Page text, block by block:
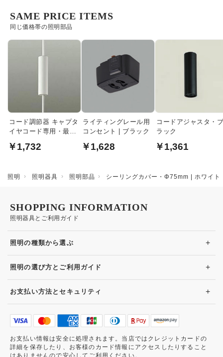
同じ価格帯の照明部品
SAME PRICE ITEMS
コード調節器 キャプタ
イヤコード専用・最大
￥1,732
ライティングレール用
コンセント | ブラック
￥1,628
コードアジャスタ・
ラック
￥1,361
照明 照明器具 照明部品 シーリングカバー・Φ75mm | ホワイト
照明器具とご利用ガイド
SHOPPING INFORMATION
照明の種類から選ぶ +
照明の選び方とご利用ガイド +
お支払い方法とセキュリティ +
お支払い情報は安全に処理されます。当店ではクレジットカードの
詳細を保存したり、お客様のカード情報にアクセスしたりすること
はありませんので安心してご利用ください。